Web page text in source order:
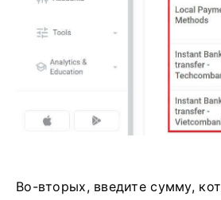
Во-вторых, введите сумму,